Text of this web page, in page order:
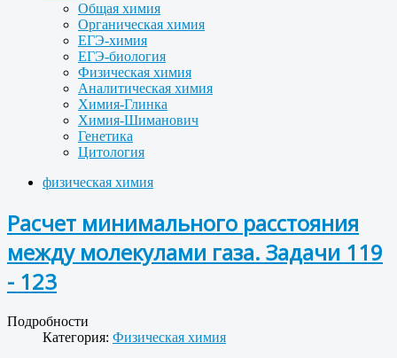
Общая химия
Органическая химия
ЕГЭ-химия
ЕГЭ-биология
Физическая химия
Аналитическая химия
Химия-Глинка
Химия-Шиманович
Генетика
Цитология
физическая химия
Расчет минимального расстояния
между молекулами газа. Задачи 119
- 123
Подробности
Категория: Физическая химия